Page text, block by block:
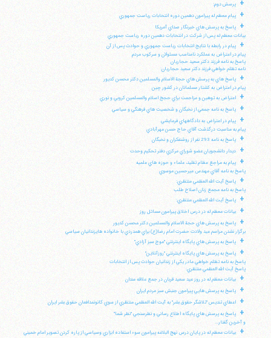
+ پرسش دوم:
+ پيام معظم له پيرامون دهمين دوره انتخابات رياست جمهوري
+
پاسخ به پرسش هاي خبرنگار صداي آمريكا
بيانات معظم له پس از شركت در انتخابات دهمين دوره رياست جمهوري
+
پيام در رابطه با نتايج انتخابات رياست جمهوري و حوادث پس از آن
پيام در اعتراض به عملكرد نامناسب مسئولان و سركوب مردم
پاسخ به نامه فرزند دكتر سعيد حجاريان
نامه تظلم خواهي فرزند دكتر سعيد حجاريان:
+
پاسخ هاي به پرسش هاي حجة الاسلام والمسلمين دكتر محسن كديور
پيام در اعتراض به كشتار مسلمانان در كشور چين
+ اعتراض به توهين و مزاحمت براي حجج اسلام والمسلمين كروبي و نوري
+ پاسخ به نامه جمعي از نخبگان و شخصيت هاي فرهنگي و سياسي
+
پيام در اعتراض به دادگاههاي فرمايشي
پيام به مناسبت درگذشت آقاي حاج حسن مهرآبادي
+ پاسخ به نامه 293 نفر از روشنفكران و نخبگان
+ ديدار دانشجويان عضو شوراي مركزي دفتر تحكيم وحدت
+
پيام به مراجع عظام تقليد، علماء و حوزه هاي علميه
پاسخ به نامه آقاي مهندس ميرحسين موسوي
+
پاسخ آيت الله العظمي منتظري:
پاسخ به نامه مجمع زنان اصلاح طلب
+ پاسخ آيت الله العظمي منتظري:
+ بيانات معظم له در درس اخلاق پيرامون مسائل روز
+
پاسخ به پرسش هاي حجة الاسلام والمسلمين دكتر محسن كديور
برگزار نشدن مراسم عيد ولادت حضرت امام رضا(ع) براي همدردي با خانواده هايزندانيان سياسي
+ پاسخ به پرسش هاي پايگاه اينترنتي "موج سبز آزادي"
+
پاسخ به پرسش هاي پايگاه اينترنتي "روزآنلاين"
پاسخ به نامه تظلم خواهي مادر يكي از زندانيان حوادث پس از انتخابات
پاسخ آيت الله العظمي منتظري:
+ بيانات معظم له در روز عيد سعيد قربان در جمع علاقه مندان
+ پاسخ به پرسش هايي پيرامون جنبش سبز مردم ايران
+ اعطاي تنديس "تلاشگر حقوق بشر" به آيت الله العظمي منتظري از سوي كانونمدافعان حقوق بشر ايران
+
پاسخ به پرسش هاي پايگاه اطلاع رساني و نظرسنجي "نظر شما"
و آخرين گفتار...
+ بيانات معظم له در پايان درس نهج البلاغه پيرامون سوء استفاده ابزاري وسياسي از پاره كردن تصوير امام خميني